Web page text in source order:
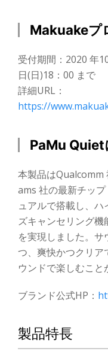
Makuakeプ
受付期間：2020 年
日(日)18：00 まで
詳細URL：
https://
PaMu Quiet
本製品はQualcomm
ams 社の最新チッ
ュアルで搭載し、
ズキャンセリング
を実現しました。
つ、爽快かつクリア
ウンドで楽しむこと
ブランド公式HP：
製品特長